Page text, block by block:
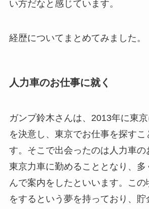
い方だなと感じています。
経歴についてまとめてみました。
人力車のお仕事に就く
ガンプ鈴木さんは、2013年に東
を決意し、東京でお仕事を探す
す。そこで出会ったのは人力車の
東京力車に勤めることとなり、多
んで案内をしたといいます。この
をするという夢を持っており、貯